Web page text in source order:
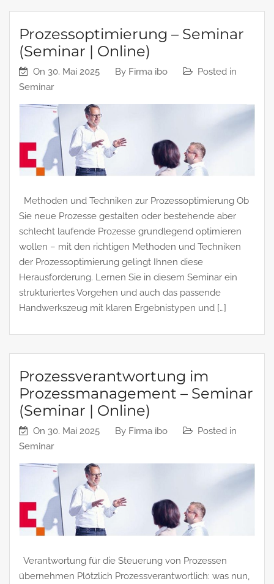
Prozessoptimierung – Seminar
(Seminar | Online)
On 30. Mai 2025 By Firma ibo
Posted in
Seminar
Methoden und Techniken zur Prozessoptimierung Ob
Sie neue Prozesse gestalten oder bestehende aber
schlecht laufende Prozesse grundlegend optimieren
wollen – mit den richtigen Methoden und Techniken
der Prozessoptimierung gelingt Ihnen diese
Herausforderung. Lernen Sie in diesem Seminar ein
strukturiertes Vorgehen und auch das passende
Handwerkszeug mit klaren Ergebnistypen und […]
Prozessverantwortung im
Prozessmanagement – Seminar
(Seminar | Online)
On 30. Mai 2025 By Firma ibo
Posted in
Seminar
Verantwortung für die Steuerung von Prozessen
übernehmen Plötzlich Prozessverantwortlich: was nun,